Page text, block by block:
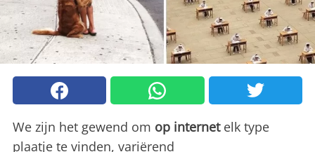
We zijn het gewend om op internetelk type
plaatje te vinden, variërend